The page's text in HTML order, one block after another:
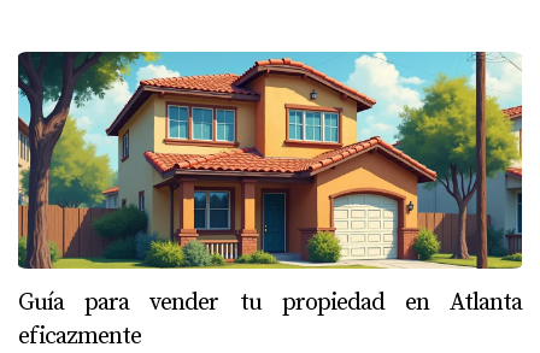
Guía para vender tu propiedad en Atlanta
eficazmente